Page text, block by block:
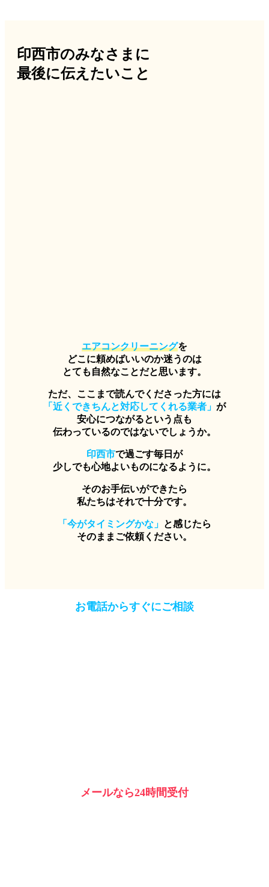
印西市のみなさまに
最後に伝えたいこと
エアコンクリーニングを
どこに頼めばいいのか迷うのは
とても自然なことだと思います。
ただ、ここまで読んでくださった方には
「近くできちんと対応してくれる業者」 が
安心につながるという点も
伝わっているのではないでしょうか。
印西市で過ごす毎日が
少しでも心地よいものになるように。
そのお手伝いができたら
私たちはそれで十分です。
「今がタイミングかな」 と感じたら
そのままご依頼ください。
お電話からすぐにご相談
メールなら24時間受付